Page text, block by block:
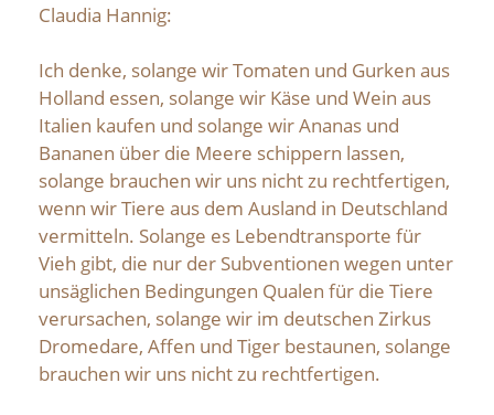
Claudia Hannig:
Ich denke, solange wir Tomaten und Gurken aus
Holland essen, solange wir Käse und Wein aus
Italien kaufen und solange wir Ananas und
Bananen über die Meere schippern lassen,
solange brauchen wir uns nicht zu rechtfertigen,
wenn wir Tiere aus dem Ausland in Deutschland
vermitteln. Solange es Lebendtransporte für
Vieh gibt, die nur der Subventionen wegen unter
unsäglichen Bedingungen Qualen für die Tiere
verursachen, solange wir im deutschen Zirkus
Dromedare, Affen und Tiger bestaunen, solange
brauchen wir uns nicht zu rechtfertigen.